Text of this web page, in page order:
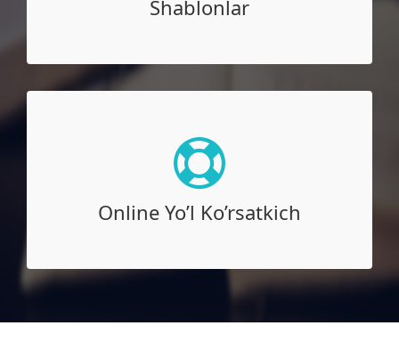
Shablonlar
Online Yo’l Ko’rsatkich
Online Yo’l Ko’rsatkich